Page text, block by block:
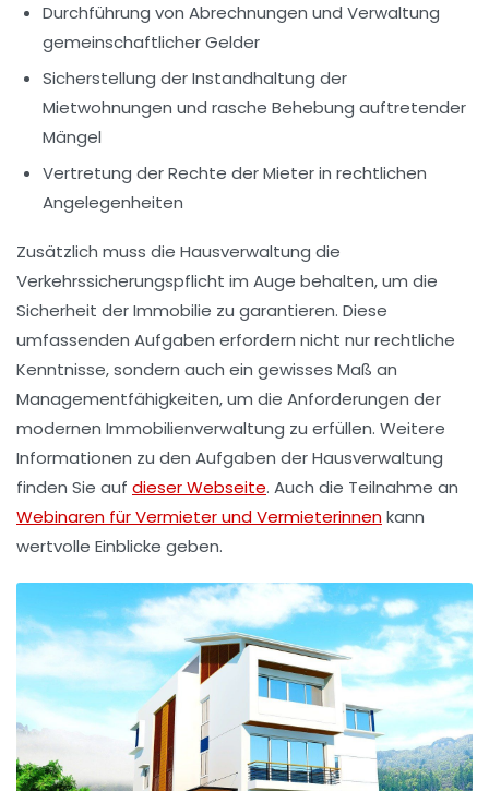
Durchführung von Abrechnungen und Verwaltung
gemeinschaftlicher Gelder
Sicherstellung derInstandhaltung der
Mietwohnungen und rasche Behebung auftretender
Mängel
Vertretung derRechte der Mieter in rechtlichen
Angelegenheiten
Zusätzlich muss die Hausverwaltung die
Verkehrssicherungspflicht im Auge behalten, um die
Sicherheit der Immobilie zu garantieren. Diese
umfassenden Aufgaben erfordern nicht nur rechtliche
Kenntnisse, sondern auch ein gewisses Maß an
Managementfähigkeiten, um die Anforderungen der
modernen Immobilienverwaltung zu erfüllen. Weitere
Informationen zu den Aufgaben der Hausverwaltung
finden Sie auf dieser Webseite. Auch die Teilnahme an
Webinaren für Vermieter und Vermieterinnenkann
wertvolle Einblicke geben.